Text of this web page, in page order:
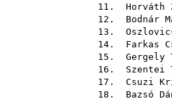
11. Horváth
12. Bodnár
13.
14. Farkas
15. Gergely
16. Szentei
17. Csuzi
18. Bazsó